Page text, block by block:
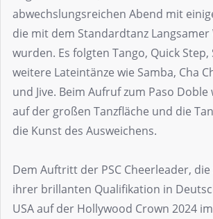
abwechslungsreichen Abend mit
die mit dem Standardtanz
wurden. Es folgten Tango, Quick Step,
weitere Lateintänze wie Samba, Cha
und Jive. Beim Aufruf zum Paso
auf der großen Tanzfläche und die
die Kunst des Ausweichens.
Dem Auftritt der PSC Cheerleader,
ihrer brillanten Qualifikation in
USA auf der Hollywood Crown 2024